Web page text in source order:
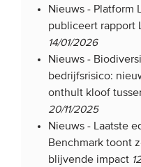
Nieuws - Platform
publiceert rapport
14/01/2026
Nieuws -
bedrijfsrisico:
onthult kloof
20/11/2025
Nieuws - Laatste
Benchmark toont
blijvende impact